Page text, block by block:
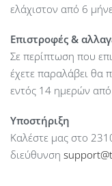
ελάχιστον από 6
Επιστροφές &
Σε περίπτωση που
έχετε παραλάβει θα
εντός 14 ημερών
Υποστήριξη
Καλέστε μας στο
διεύθυνση